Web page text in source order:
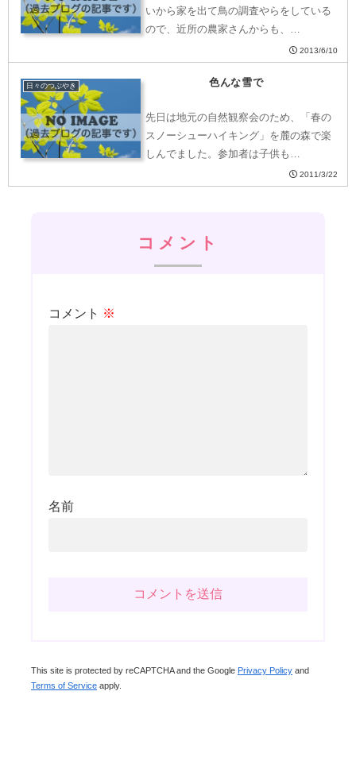
いから家を出て鳥の調査やらをしている
ので、近所の農家さんからも、…
2013/6/10
日々のつぶやき 色んな雪で
先日は地元の自然観察会のため、「春の
スノーシューハイキング」を麓の森で楽
しんでました。参加者は子供も…
2011/3/22
コメント
コメント ※
名前
This site is protected by reCAPTCHA and the Google Privacy Policy and
Terms of Service apply.